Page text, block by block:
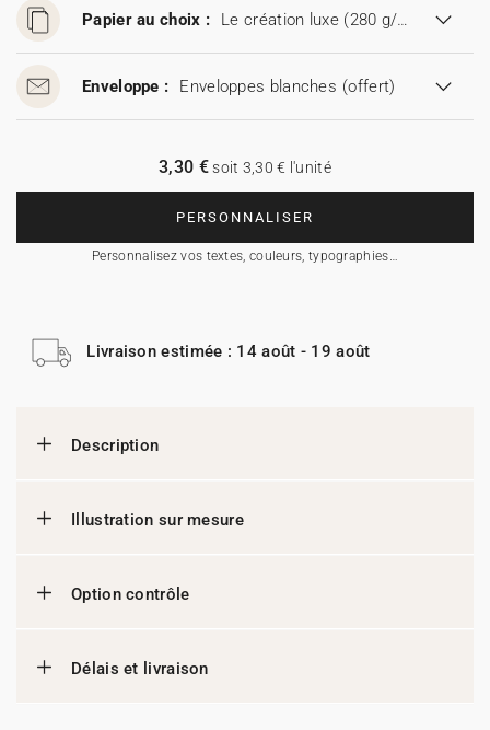
Papier au choix : Le création luxe (280 g/m²)
Enveloppe : Enveloppes blanches (offert)
PERSONNALISER
Personnalisez vos textes, couleurs, typographies…
3,30 €soit 3,30 € l'unité
Livraison estimée : 14 août - 19 août
Description
Illustration sur mesure
Option contrôle
Délais et livraison